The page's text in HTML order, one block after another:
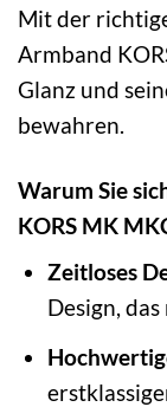
Mit der
Armband
Glanz und
bewahren.
Warum Sie
KORS MK
Zeitloses
Design,